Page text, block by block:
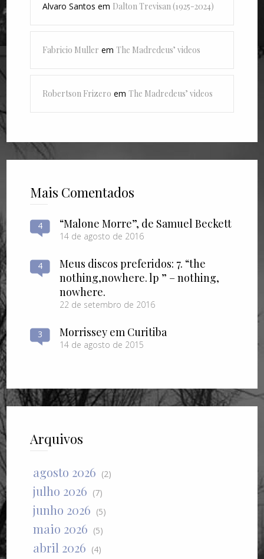
Alvaro Santos em Dalton Trevisan (1925-2024)
Fabricio Muller emThe Madredeus’ videos
Robertson Frizero emThe Madredeus’ videos
Mais Comentados
4 “Malone Morre”, de Samuel Beckett
14 de agosto de 2016
4
Meus discos preferidos: 7. “the
nothing​,​nowhere. lp ” – nothing​,​
nowhere.
22 de setembro de 2016
3 Morrissey em Curitiba
14 de agosto de 2015
Arquivos
agosto 2026 (2)
julho 2026 (7)
junho 2026 (5)
maio 2026 (5)
abril 2026 (4)